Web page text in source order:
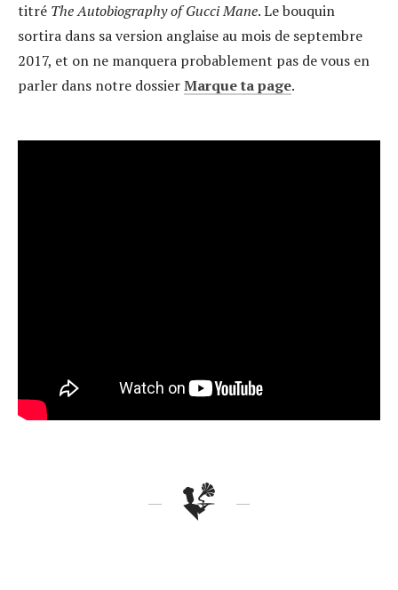
titré The Autobiography of Gucci Mane. Le bouquin
sortira dans sa version anglaise au mois de septembre
2017, et on ne manquera probablement pas de vous en
parler dans notre dossierMarque ta page.